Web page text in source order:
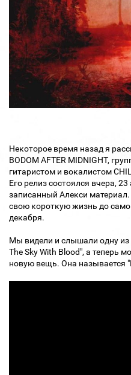
Некоторое время назад я
BODOM AFTER MIDNIGHT,
гитаристом и вокалистом
Его релиз состоялся вчера,
записанный Алекси материал.
свою короткую жизнь до
декабря.
Мы видели и слышали одну из
The Sky With Blood", а теперь
новую вещь. Она называется